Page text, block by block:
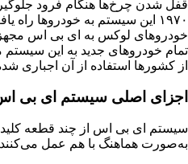
قفل شدن چرخ‌ها هنگام فرود
۱۹۷۰
این سیستم به خودروها راه
خودروهای لوکس به ای بی اس مجهز
تمام خودروهای جدید به این
از کشورها استفاده از آن اجباری
اجزای اصلی سیستم ای بی
سیستم ای بی اس از چند قطعه
به‌صورت هماهنگ با هم عمل می‌کنند